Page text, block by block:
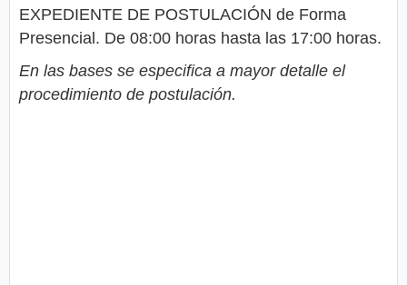
EXPEDIENTE DE POSTULACIÓN de Forma
Presencial. De 08:00 horas hasta las 17:00 horas.
En las bases se especifica a mayor detalle el
procedimiento de postulación.